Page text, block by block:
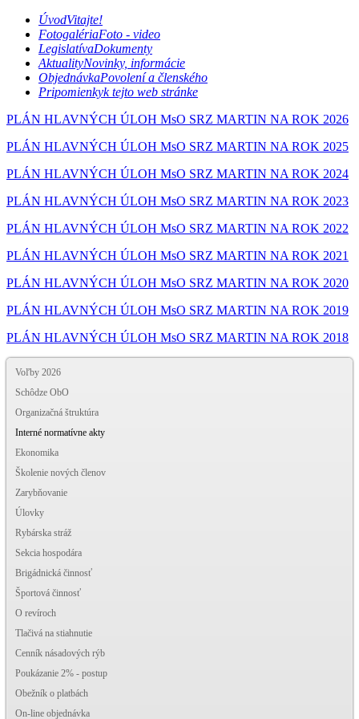
ÚvodVitajte!
FotogalériaFoto - video
LegislatívaDokumenty
AktualityNovinky, informácie
ObjednávkaPovolení a členského
Pripomienkyk tejto web stránke
PLÁN HLAVNÝCH ÚLOH MsO SRZ MARTIN NA ROK 2026
PLÁN HLAVNÝCH ÚLOH MsO SRZ MARTIN NA ROK 2025
PLÁN HLAVNÝCH ÚLOH MsO SRZ MARTIN NA ROK 2024
PLÁN HLAVNÝCH ÚLOH MsO SRZ MARTIN NA ROK 2023
PLÁN HLAVNÝCH ÚLOH MsO SRZ MARTIN NA ROK 2022
PLÁN HLAVNÝCH ÚLOH MsO SRZ MARTIN NA ROK 2021
PLÁN HLAVNÝCH ÚLOH MsO SRZ MARTIN NA ROK 2020
PLÁN HLAVNÝCH ÚLOH MsO SRZ MARTIN NA ROK 2019
PLÁN HLAVNÝCH ÚLOH MsO SRZ MARTIN NA ROK 2018
Voľby 2026
Schôdze ObO
Organizačná štruktúra
Interné normatívne akty
Ekonomika
Školenie nových členov
Zarybňovanie
Úlovky
Rybárska stráž
Sekcia hospodára
Brigádnická činnosť
Športová činnosť
O revíroch
Tlačivá na stiahnutie
Cenník násadových rýb
Poukázanie 2% - postup
Obežník o platbách
On-line objednávka